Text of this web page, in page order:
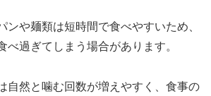
ンや麺類は短時間で食べやすいため、
べ過ぎてしまう場合があります。
自然と噛む回数が増えやすく、食事の